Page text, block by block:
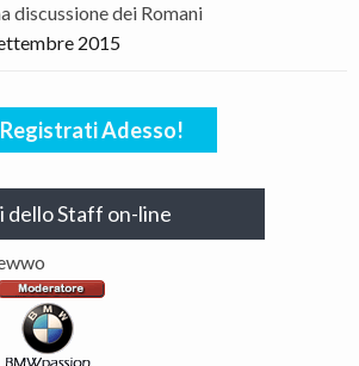
discussione dei Romani
2015
Registrati Adesso!
dello Staff on-line